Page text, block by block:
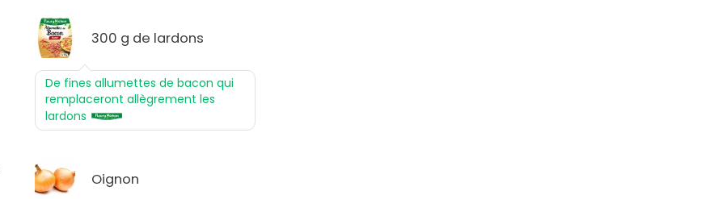
300 g de lardons
De fines allumettes de bacon qui
remplaceront allègrement les
lardons
Oignon